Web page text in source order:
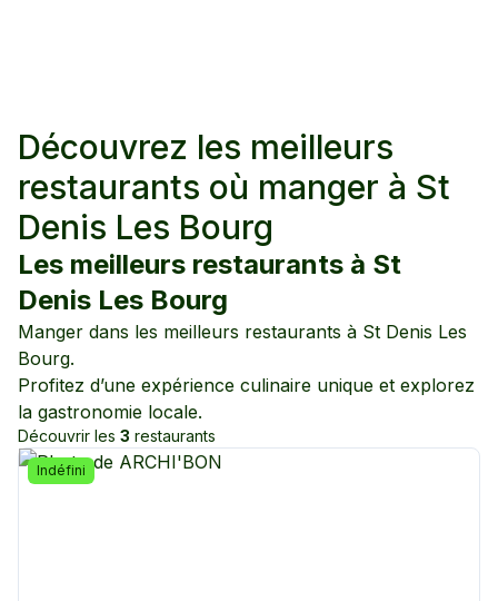
Découvrez les meilleurs
restaurants où manger à St
Denis Les Bourg
Les meilleurs restaurants à St
Denis Les Bourg
Manger dans les meilleurs restaurants à St Denis Les
Bourg.
Profitez d’une expérience culinaire unique et explorez
la gastronomie locale.
Découvrir les 3 restaurants
Indéfini